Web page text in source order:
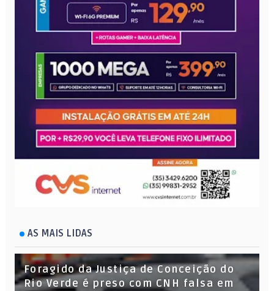
AS MAIS LIDAS
Foragido da Justiça de Conceição do
Rio Verde é preso com CNH falsa em